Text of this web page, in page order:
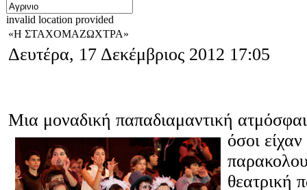
invalid location provided
«Η ΣΤΑΧΟΜΑΖΩΧΤΡΑ»
Δευτέρα, 17 Δεκέμβριος 2012 17:05
Μια μοναδική παπαδιαμαντική
όσοι
θεατρική